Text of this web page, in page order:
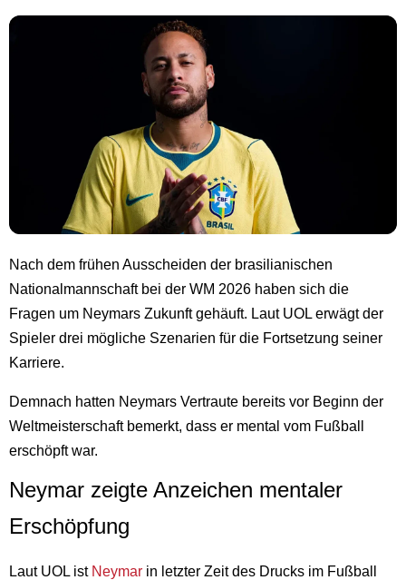
Nach dem frühen Ausscheiden der brasilianischen
Nationalmannschaft bei der WM 2026 haben sich die
Fragen um Neymars Zukunft gehäuft. Laut UOL erwägt der
Spieler drei mögliche Szenarien für die Fortsetzung seiner
Karriere.
Demnach hatten Neymars Vertraute bereits vor Beginn der
Weltmeisterschaft bemerkt, dass er mental vom Fußball
erschöpft war.
Neymar zeigte Anzeichen mentaler
Erschöpfung
Laut UOL ist Neymar in letzter Zeit des Drucks im Fußball